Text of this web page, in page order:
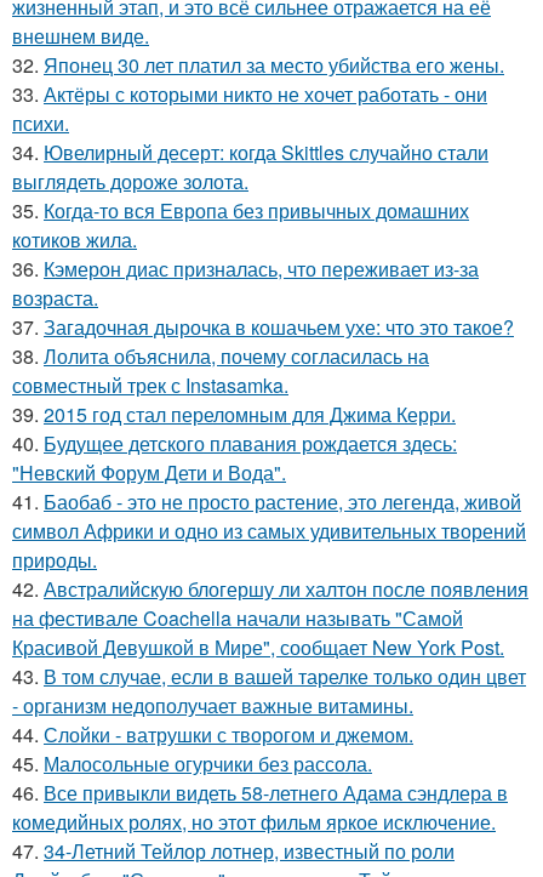
жизненный этап, и это всё сильнее отражается на её
внешнем виде.
32. Японец 30 лет платил за место убийства его жены.
33. Актёры с которыми никто не хочет работать - они
психи.
34. Ювелирный десерт: когда Skittles случайно стали
выглядеть дороже золота.
35. Когда-то вся Европа без привычных домашних
котиков жила.
36. Кэмерон диас призналась, что переживает из-за
возраста.
37. Загадочная дырочка в кошачьем ухе: что это такое?
38. Лолита объяснила, почему согласилась на
совместный трек с Instasamka.
39. 2015 год стал переломным для Джима Керри.
40. Будущее детского плавания рождается здесь:
"Невский Форум Дети и Вода".
41. Баобаб - это не просто растение, это легенда, живой
символ Африки и одно из самых удивительных творений
природы.
42. Австралийскую блогершу ли халтон после появления
на фестивале Coachella начали называть "Самой
Красивой Девушкой в Мире", сообщает New York Post.
43. В том случае, если в вашей тарелке только один цвет
- организм недополучает важные витамины.
44. Слойки - ватрушки с творогом и джемом.
45. Малосольные огурчики без рассола.
46. Все привыкли видеть 58-летнего Адама сэндлера в
комедийных ролях, но этот фильм яркое исключение.
47. 34-Летний Тейлор лотнер, известный по роли